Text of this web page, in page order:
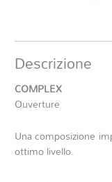
Descrizione
COMPLEX
Ouverture
Una composizione
ottimo livello.